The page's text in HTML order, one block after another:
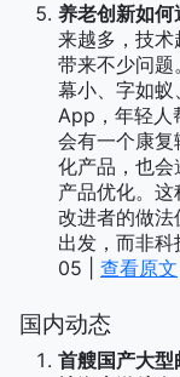
养老创新如
来越多，技
带来不少问
幕小、字如
App，年轻人
会有一个康
化产品，也
产品优化。
改进者的做
出发，而非
05 | 查看原文
国内动态
首艘国产大型